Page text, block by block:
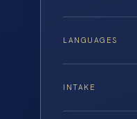
LANGUAGES
INTAKE